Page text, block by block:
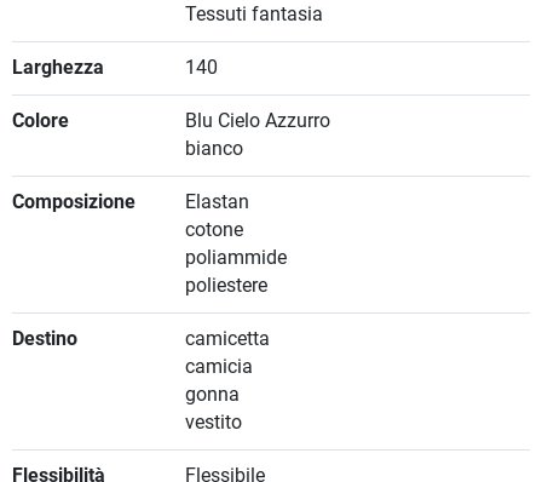
Tessuti fantasia
Larghezza 140
Colore
Blu Cielo Azzurro
bianco
Composizione
Elastan
cotone
poliammide
poliestere
Destino
camicetta
camicia
gonna
vestito
Flessibilità Flessibile